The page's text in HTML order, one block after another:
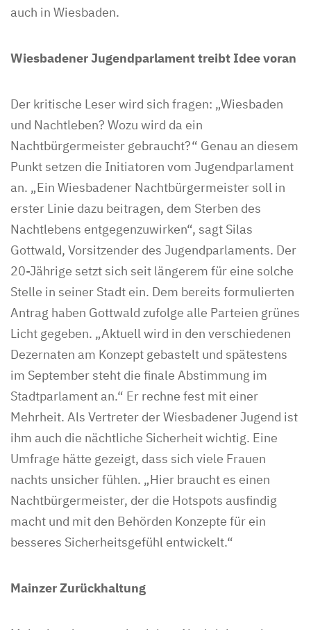
auch in Wiesbaden.
Wiesbadener Jugendparlament treibt Idee voran
Der kritische Leser wird sich fragen: „Wiesbaden
und Nachtleben? Wozu wird da ein
Nachtbürgermeister gebraucht?“ Genau an diesem
Punkt setzen die Initiatoren vom Jugendparlament
an. „Ein Wiesbadener Nachtbürgermeister soll in
erster Linie dazu beitragen, dem Sterben des
Nachtlebens entgegenzuwirken“, sagt Silas
Gottwald, Vorsitzender des Jugendparlaments. Der
20-Jährige setzt sich seit längerem für eine solche
Stelle in seiner Stadt ein. Dem bereits formulierten
Antrag haben Gottwald zufolge alle Parteien grünes
Licht gegeben. „Aktuell wird in den verschiedenen
Dezernaten am Konzept gebastelt und spätestens
im September steht die finale Abstimmung im
Stadtparlament an.“ Er rechne fest mit einer
Mehrheit. Als Vertreter der Wiesbadener Jugend ist
ihm auch die nächtliche Sicherheit wichtig. Eine
Umfrage hätte gezeigt, dass sich viele Frauen
nachts unsicher fühlen. „Hier braucht es einen
Nachtbürgermeister, der die Hotspots ausfindig
macht und mit den Behörden Konzepte für ein
besseres Sicherheitsgefühl entwickelt.“
Mainzer Zurückhaltung